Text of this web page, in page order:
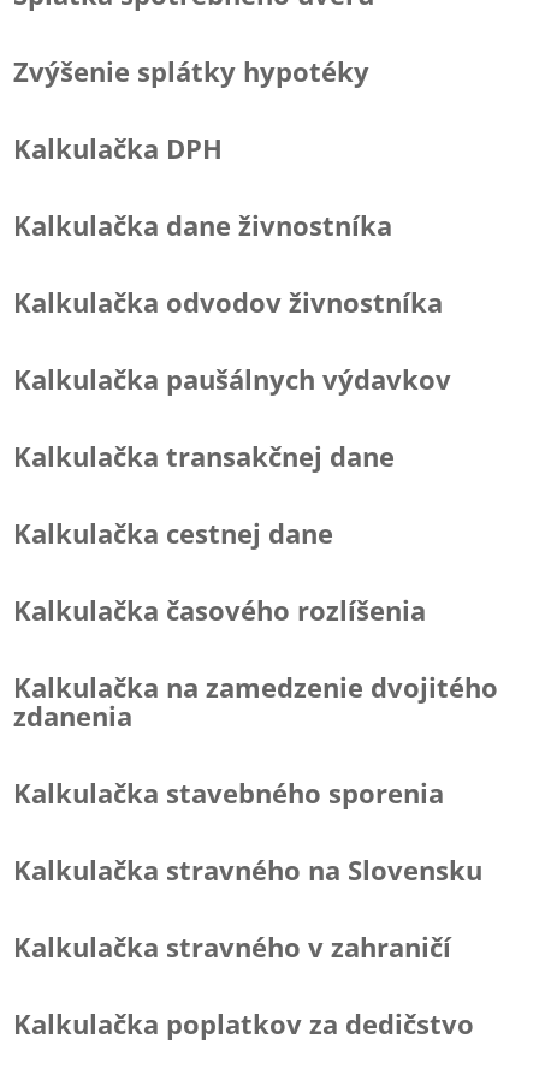
Zvýšenie splátky hypotéky
Kalkulačka DPH
Kalkulačka dane živnostníka
Kalkulačka odvodov živnostníka
Kalkulačka paušálnych výdavkov
Kalkulačka transakčnej dane
Kalkulačka cestnej dane
Kalkulačka časového rozlíšenia
Kalkulačka na zamedzenie dvojitého
zdanenia
Kalkulačka stavebného sporenia
Kalkulačka stravného na Slovensku
Kalkulačka stravného v zahraničí
Kalkulačka poplatkov za dedičstvo